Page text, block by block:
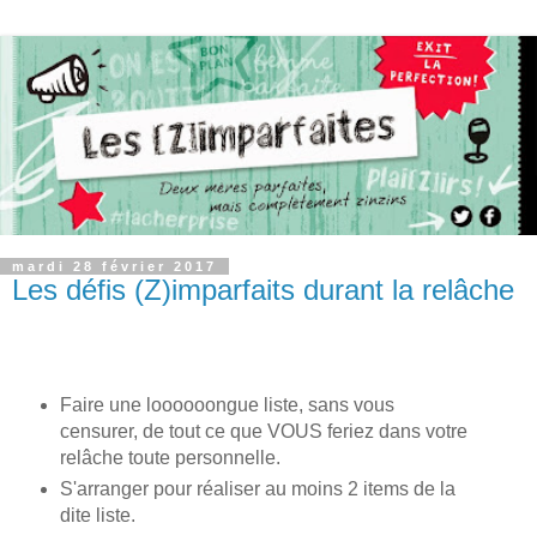
mardi 28 février 2017
Les défis (Z)imparfaits durant la relâche
Faire une loooooongue liste, sans vous
censurer, de tout ce que VOUS feriez dans votre
relâche toute personnelle.
S'arranger pour réaliser au moins 2 items de la
dite liste.